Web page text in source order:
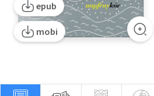
epub
mobi